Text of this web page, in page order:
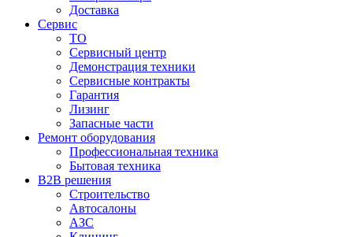
Доставка
Сервис
ТО
Сервисный центр
Демонстрация техники
Сервисные контракты
Гарантия
Лизинг
Запасные части
Ремонт оборудования
Профессиональная техника
Бытовая техника
B2B решения
Строительство
Автосалоны
АЗС